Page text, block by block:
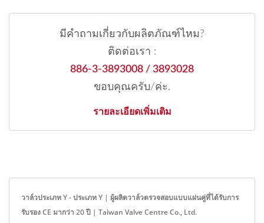
มีคำถามเกี่ยวกับผลิตภัณฑ์ไหม?
ติดต่อเรา :
886-3-3893008 / 3893028
ขอบคุณครับ/ค่ะ.
รายละเอียดเพิ่มเติม
วาล์วประเภท Y - ประเภท Y | ผู้ผลิตวาล์วตรวจสอบแบบแผ่นคู่ที่ได้รับการ
รับรอง CE มากว่า 20 ปี | Taiwan Valve Centre Co., Ltd.